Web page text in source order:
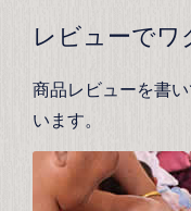
レビューでワ
商品レビューを書
います。